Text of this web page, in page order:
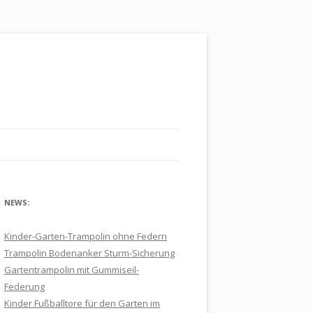
NEWS:
Kinder-Garten-Trampolin ohne Federn
Trampolin Bodenanker Sturm-Sicherung
Gartentrampolin mit Gummiseil-
Federung
Kinder Fußballtore für den Garten im